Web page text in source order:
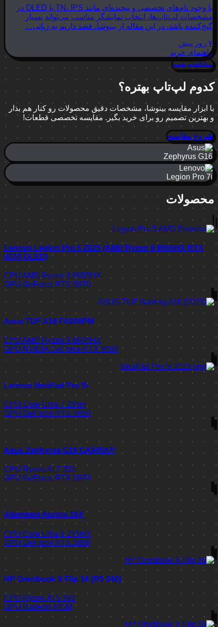
با وجود نام‌های تخصصی و پیچیده‌ای مانند TN، IPS یا OLED در
مشخصات لپ‌تاپ‌ها، انتخاب نمایشگر مناسب می‌تواند بسیار
گیج‌کننده باشد. در این مقاله از بینوشا، قصد داریم به زبانی…
۷ روز پیش
راهنمای خرید
مشاهده همه
کدوم لپ‌تاپ بهتره؟
با ابزار مقایسه بینوشا، مشخصات دقیق محصولات رو کنار هم بذار
و بهترین تصمیم رو برای خرید بگیر. مقایسه تخصصی قطعات!
شروع مقایسه
Zephyrus G16
Legion Pro 7i
محصولات
Lenovo Legion Pro 5 2025 (AMD Ryzen 9 9955HX RTX
5070 OLED)
CPU AMD Ryzen 9 9955HX
GPU GeForce RTX 5070
Asus TUF A16 FA608PM
CPU AMD Ryzen 9 8940HX
GPU NVIDIA GeForce RTX 5060
Lenovo IdeaPad Pro 5i
CPU Core Ultra 7 255H
GPU GeForce RTX 5050
Asus Zephyrus G16 GA605KP
CPU Ryzen AI 7 350
GPU GeForce RTX 5070
Alienware Aurora 16X
CPU Core Ultra 9 275HX
GPU GeForce RTX 5060
HP Omnibook X Flip 16 (R5 340)
CPU Ryzen AI 5 340
GPU Radeon 840M